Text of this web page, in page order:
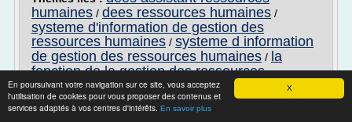
X
En poursuivant votre navigation sur ce site, vous acceptez
l'utilisation de cookies pour vous proposer des contenus et
services adaptés à vos centres d'intérêts. En savoir plus
humaines / dees ressources humaines /
systeme d'information de gestion des
ressources humaines / systeme d information
de gestion des ressources humaines / la
fonction de la gestion des ressources
humaines dans l'entreprise
Master pro sciences de gestion spécialité